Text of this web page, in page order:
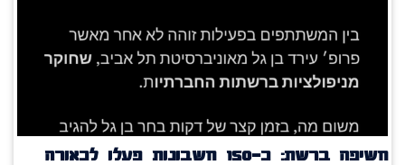
חשיפה ברשת: כ־150 חשבונות פעלו לכאורה